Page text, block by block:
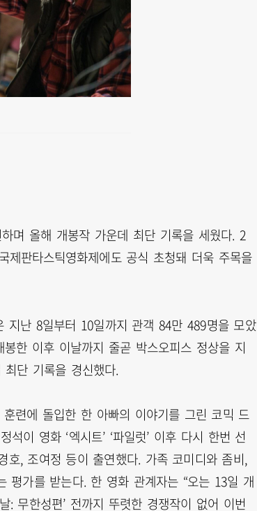
며 올해 개봉작 가운데 최단 기록을 세웠다. 2
판타스틱영화제에도 공식 초청돼 더욱 주목을
지난 8일부터 10일까지 관객 84만 489명을 모았
한 이후 이날까지 줄곧 박스오피스 정상을 지
단 기록을 경신했다.
련에 돌입한 한 아빠의 이야기를 그린 코믹 드
이 영화 ‘엑시트’ ‘파일럿’ 이후 다시 한번 선
호, 조여정 등이 출연했다. 가족 코미디와 좀비,
평가를 받는다. 한 영화 관계자는 “오는 13일 개
: 무한성편’ 전까지 뚜렷한 경쟁작이 없어 이번